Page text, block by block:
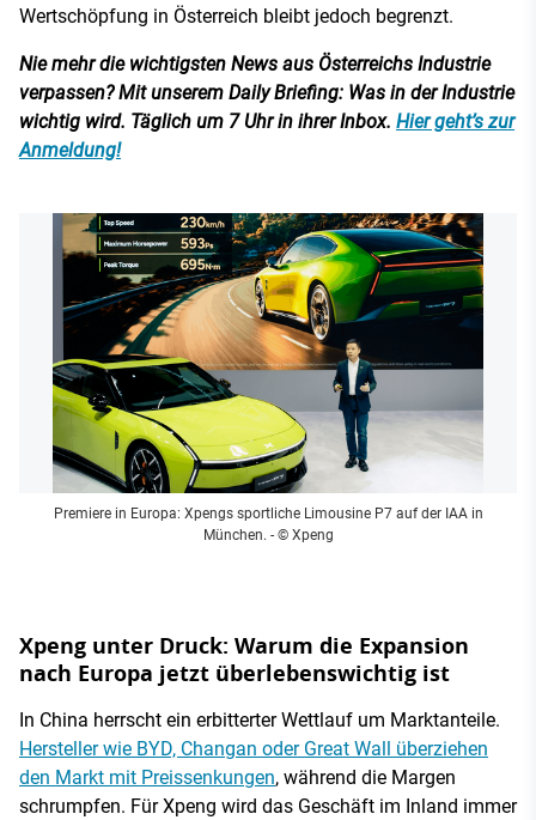
Wertschöpfung in Österreich bleibt jedoch begrenzt.
Nie mehr die wichtigsten News aus Österreichs Industrie
verpassen? Mit unserem Daily Briefing: Was in der Industrie
wichtig wird. Täglich um 7 Uhr in ihrer Inbox. Hier geht’s zur
Anmeldung!
Premiere in Europa: Xpengs sportliche Limousine P7 auf der IAA in
München. - © Xpeng
Xpeng unter Druck: Warum die Expansion
nach Europa jetzt überlebenswichtig ist
In China herrscht ein erbitterter Wettlauf um Marktanteile.
Hersteller wie BYD, Changan oder Great Wall überziehen
den Markt mit Preissenkungen, während die Margen
schrumpfen. Für Xpeng wird das Geschäft im Inland immer